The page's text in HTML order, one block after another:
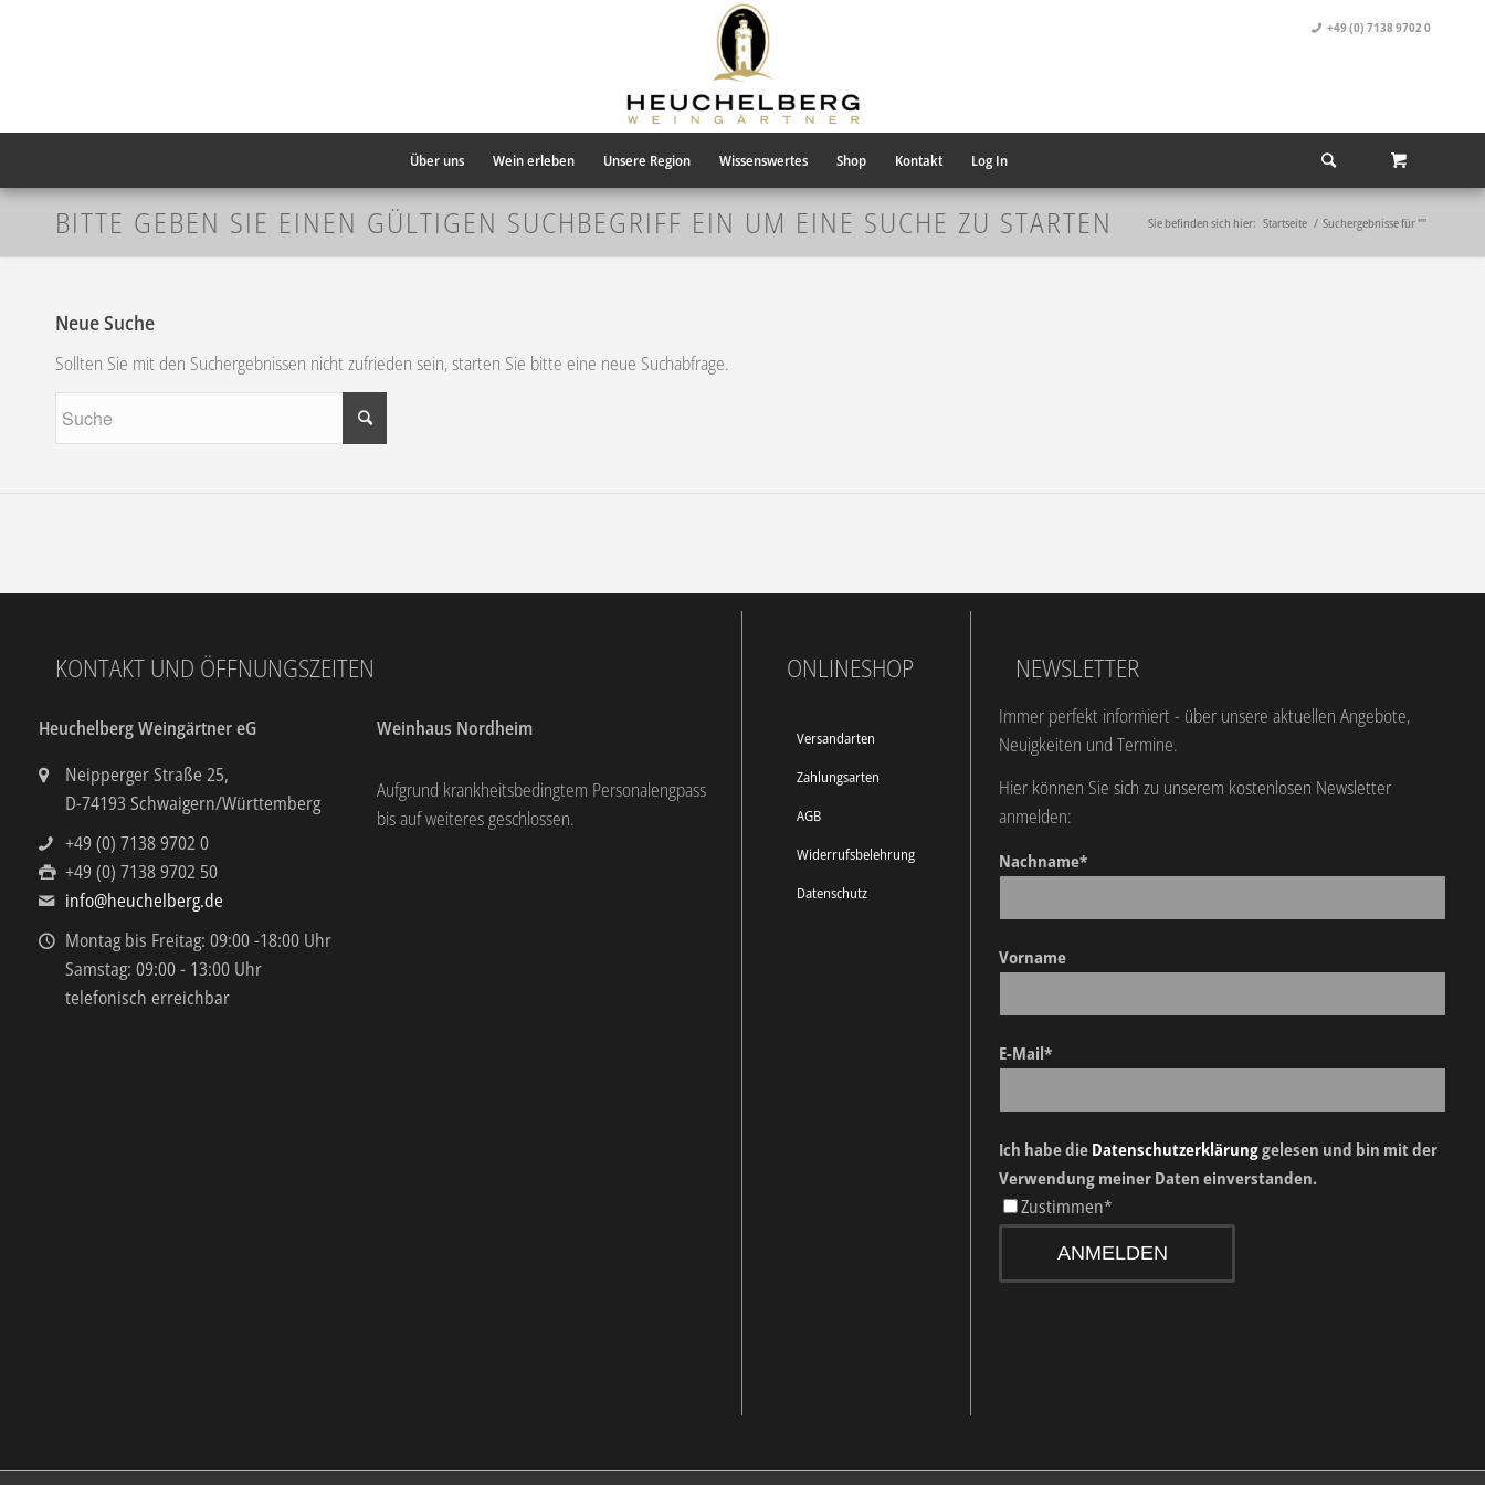
+49 (0) 7138 9702 0
Über uns Wein erleben Unsere Region Wissenswertes Shop Kontakt Log In
BITTE GEBEN SIE EINEN GÜLTIGEN SUCHBEGRIFF EIN UM EINE SUCHE ZU STARTEN Sie befinden sich hier: Startseite / Suchergebnisse für ""
Neue Suche
Sollten Sie mit den Suchergebnissen nicht zufrieden sein, starten Sie bitte eine neue Suchabfrage.
KONTAKT UND ÖFFNUNGSZEITEN
Heuchelberg Weingärtner eG
Neipperger Straße 25,
D-74193 Schwaigern/Württemberg
+49 (0) 7138 9702 0
+49 (0) 7138 9702 50
info@heuchelberg.de
Montag bis Freitag: 09:00 -18:00 Uhr
Samstag: 09:00 - 13:00 Uhr
telefonisch erreichbar
Weinhaus Nordheim
Aufgrund krankheitsbedingtem Personalengpass
bis auf weiteres geschlossen.
ONLINESHOP
Versandarten
Zahlungsarten
AGB
Widerrufsbelehrung
Datenschutz
NEWSLETTER
Immer perfekt informiert - über unsere aktuellen Angebote,
Neuigkeiten und Termine.
Hier können Sie sich zu unserem kostenlosen Newsletter
anmelden:
Nachname*
Vorname
E-Mail*
Ich habe die Datenschutzerklärunggelesen und bin mit der
Verwendung meiner Daten einverstanden.
Zustimmen*
ANMELDEN